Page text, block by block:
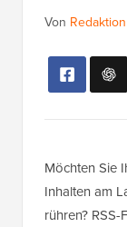
Von Redaktion
Möchten Sie
Inhalten am
rühren?